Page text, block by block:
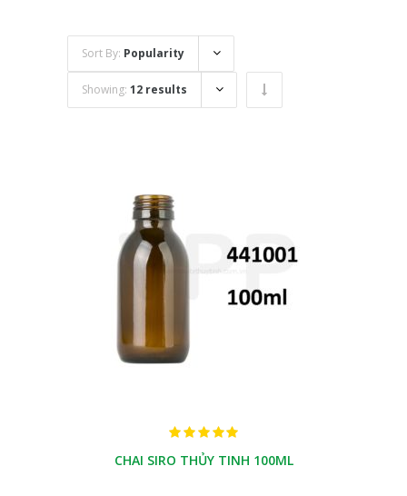
Sort By: Popularity
Showing: 12 results
CHAI SIRO THỦY TINH 100ML